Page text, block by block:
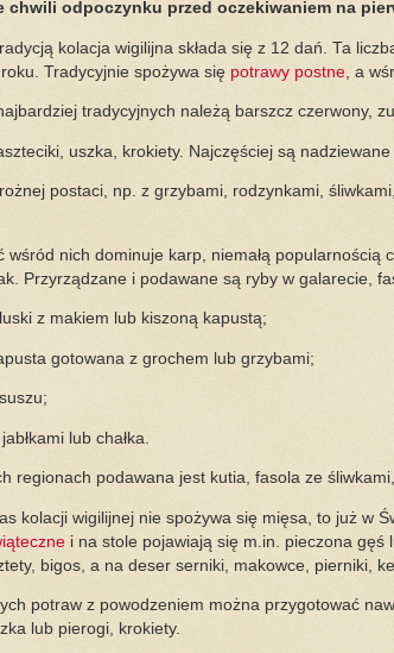
chwili odpoczynku przed oczekiwaniem na
kolacja wigilijna składa się z 12 dań. Ta
Tradycyjnie spożywa się potrawy postne, a
tradycyjnych należą barszcz czerwony,
uszka, krokiety. Najczęściej są
postaci, np. z grzybami, rodzynkami,
wśród nich dominuje karp, niemałą
Przyrządzane i podawane są ryby w galarecie,
z makiem lub kiszoną kapustą;
gotowana z grochem lub grzybami;
lub chałka.
regionach podawana jest kutia, fasola ze
kolacji wigilijnej nie spożywa się mięsa, to już w
i na stole pojawiają się m.in. pieczona gęś
bigos, a na deser serniki, makowce, pierniki,
potraw z powodzeniem można przygotować
lub pierogi, krokiety.